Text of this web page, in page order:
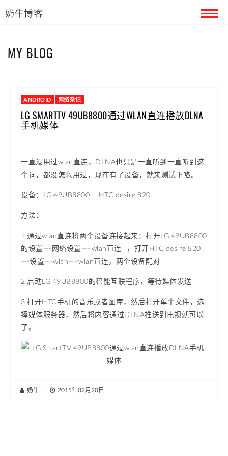
奶牛博客
MY BLOG
ANDROID 网络杂记
LG SMARTTV 49UB8800通过WLAN直连播放DLNA
手机媒体
一直没用过wlan直连，DLNA也只是一直听到一直听到这
个词，都没怎么用过，现在有了设备，就来测试下咯。
设备：LG 49UB8800 HTC desire 820
方法：
1.通过wlan直连将两个设备连接起来：打开LG 49UB8800
的设置—-网络设置—–wlan直连 ，打开HTC desire 820
—-设置—-wlan—–wlan直连，两个设备配对
2.启动LG 49UB8800的智能互联程序，等待媒体发送
3.打开HTC手机的音乐或者图库，然后打开单个文件，选
择媒体服务器，然后将内容通过DLNA推送到电视就可以
了。
奶牛 2015年02月20日